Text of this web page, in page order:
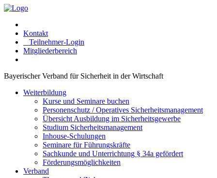
Kontakt
Teilnehmer-Login
Mitgliederbereich
Bayerischer Verband für Sicherheit in der Wirtschaft
Weiterbildung
Kurse und Seminare buchen
Personenschutz / Operatives Sicherheitsmanagement
Übersicht Ausbildung im Sicherheitsgewerbe
Studium Sicherheitsmanagement
Inhouse-Schulungen
Seminare für Führungskräfte
Sachkunde und Unterrichtung § 34a gefördert
Förderungsmöglichkeiten
Verband